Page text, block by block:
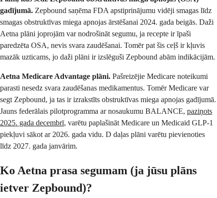
gadījumā. Zepbound saņēma FDA apstiprinājumu vidēji smagas līdz
smagas obstruktīvas miega apnojas ārstēšanai 2024. gada beigās. Daži
Aetna plāni joprojām var nodrošināt segumu, ja recepte ir īpaši
paredzēta OSA, nevis svara zaudēšanai. Tomēr pat šis ceļš ir kļuvis
mazāk uzticams, jo daži plāni ir izslēguši Zepbound abām indikācijām.
Aetna Medicare Advantage plāni. Pašreizējie Medicare noteikumi
parasti nesedz svara zaudēšanas medikamentus. Tomēr Medicare var
segt Zepbound, ja tas ir izrakstīts obstruktīvas miega apnojas gadījumā.
Jauns federālais pilotprogramma ar nosaukumu BALANCE, paziņots
2025. gada decembrī, varētu paplašināt Medicare un Medicaid GLP-1
piekļuvi sākot ar 2026. gada vidu. D daļas plāni varētu pievienoties
līdz 2027. gada janvārim.
Ko Aetna prasa segumam (ja jūsu plāns
ietver Zepbound)?